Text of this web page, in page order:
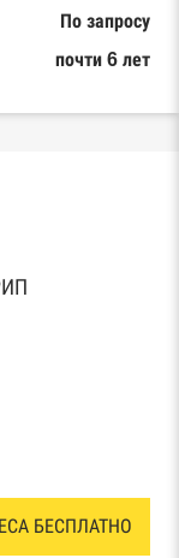
По запросу
почти 6 лет
БЕСПЛАТНО